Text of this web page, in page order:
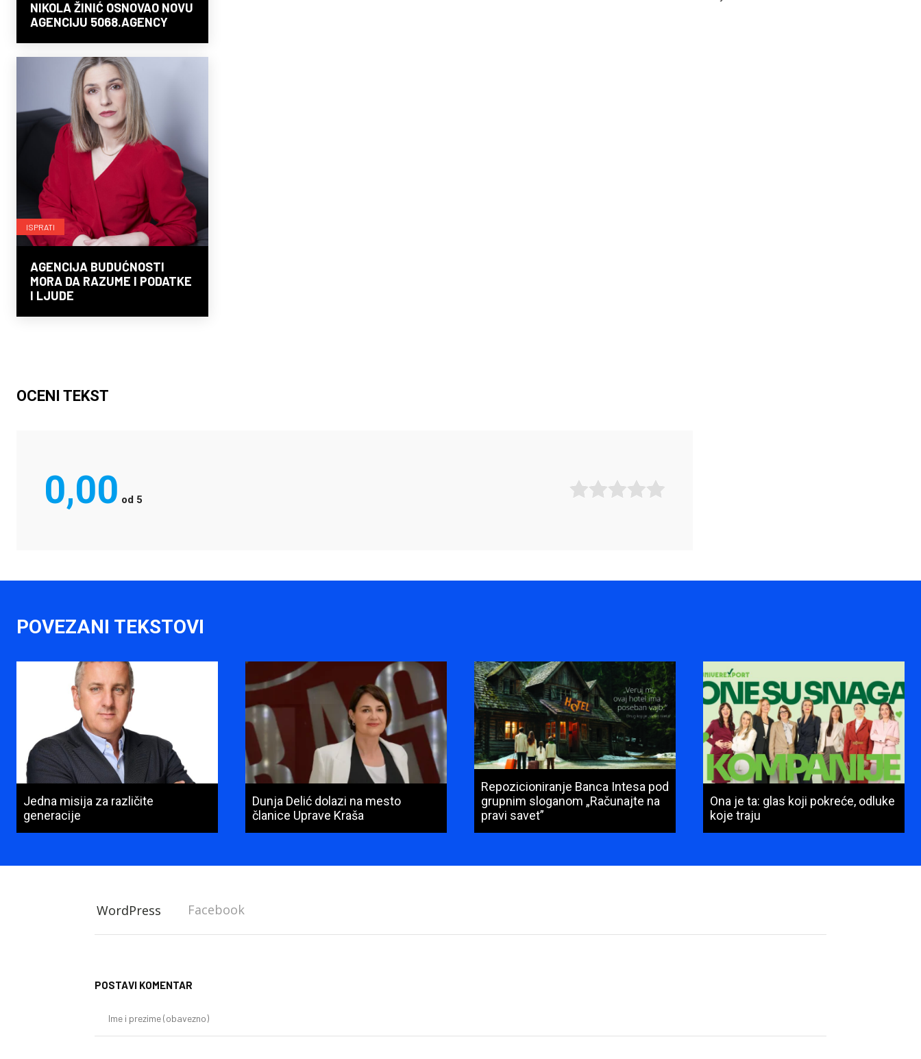
NIKOLA ŽINIĆ OSNOVAO NOVU
AGENCIJU 5068.AGENCY
ISPRATI
AGENCIJA BUDUĆNOSTI
MORA DA RAZUME I PODATKE
I LJUDE
OCENI TEKST
0,00 od 5
POVEZANI TEKSTOVI
Jedna misija za različite
generacije
Dunja Delić dolazi na mesto
članice Uprave Kraša
Repozicioniranje Banca Intesa pod
grupnim sloganom „Računajte na
pravi savet”
Ona je ta: glas koji pokreće, odluke
koje traju
WordPress Facebook
POSTAVI KOMENTAR
prezime